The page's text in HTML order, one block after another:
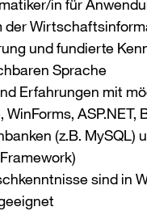
in für
und fundierte
Sprache
Erfahrungen mit
ASP.NET,
(z.B. MySQL)
sind in